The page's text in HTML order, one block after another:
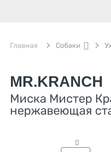
Главная Собаки
MR.KRANCH
Миска Мистер
нержавеющая